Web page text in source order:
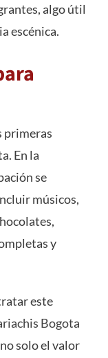
algo útil
escénica.
primeras
En la
se
músicos,
y
este
Bogota
solo el valor